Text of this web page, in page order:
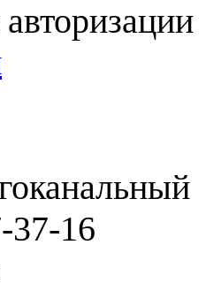
37-16